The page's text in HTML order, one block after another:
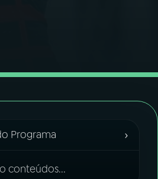
Programa ›
conteúdos...